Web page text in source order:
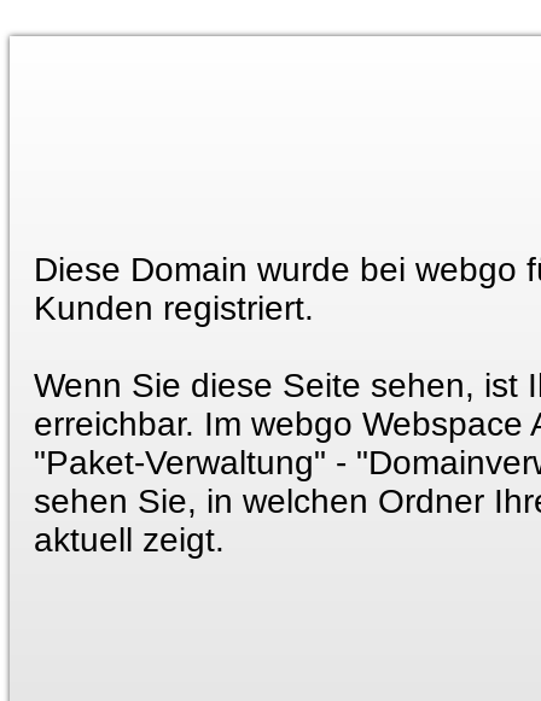
Diese Domain wurde bei webgo
Kunden registriert.
Wenn Sie diese Seite sehen, ist
erreichbar. Im webgo Webspace
"Paket-Verwaltung" -
sehen Sie, in welchen Ordner
aktuell zeigt.